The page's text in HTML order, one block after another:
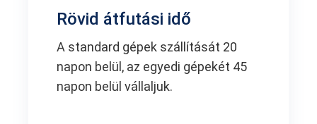
Rövid átfutási idő
A standard gépek szállítását 20
napon belül, az egyedi gépekét 45
napon belül vállaljuk.